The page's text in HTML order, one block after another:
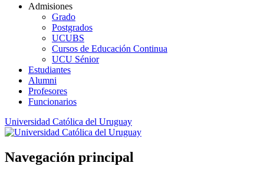
Admisiones
Grado
Postgrados
UCUBS
Cursos de Educación Continua
UCU Sénior
Estudiantes
Alumni
Profesores
Funcionarios
Universidad Católica del Uruguay
Navegación principal